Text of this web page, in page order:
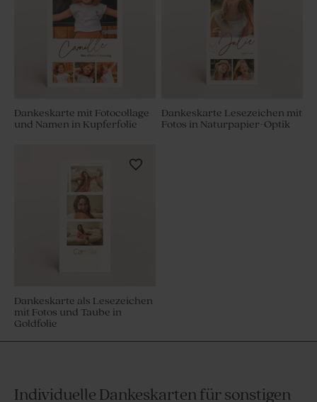
Dankeskarte mit Fotocollage
und Namen in Kupferfolie
Dankeskarte Lesezeichen mit
Fotos in Naturpapier-Optik
Dankeskarte als Lesezeichen
mit Fotos und Taube in
Goldfolie
Individuelle Dankeskarten für sonstigen